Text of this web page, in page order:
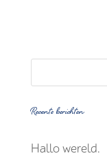
Recente berichten
Hallo wereld.